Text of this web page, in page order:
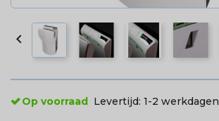

Op voorraad Levertijd: 1-2 werkdagen